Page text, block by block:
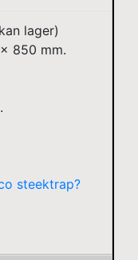
lager)
850 mm.
steektrap?